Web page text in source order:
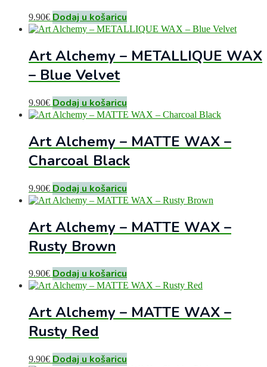
9.90€ Dodaj u košaricu
Art Alchemy – METALLIQUE WAX
– Blue Velvet
9.90€ Dodaj u košaricu
Art Alchemy – MATTE WAX –
Charcoal Black
9.90€ Dodaj u košaricu
Art Alchemy – MATTE WAX –
Rusty Brown
9.90€ Dodaj u košaricu
Art Alchemy – MATTE WAX –
Rusty Red
9.90€ Dodaj u košaricu